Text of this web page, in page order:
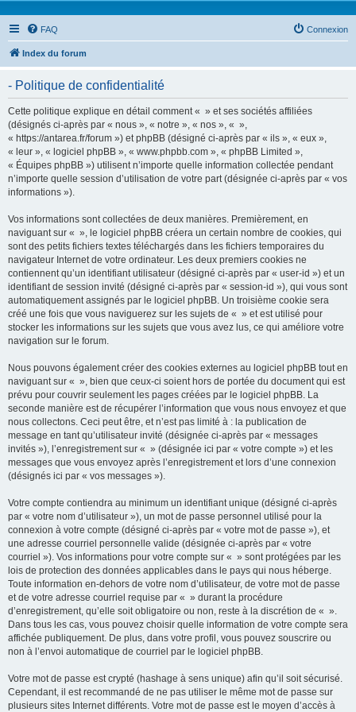
FAQ Connexion
Index du forum
- Politique de confidentialité
Cette politique explique en détail comment « » et ses sociétés affiliées
(désignés ci-après par « nous », « notre », « nos », « »,
« https://antarea.fr/forum ») et phpBB (désigné ci-après par « ils », « eux »,
« leur », « logiciel phpBB », « www.phpbb.com », « phpBB Limited »,
« Équipes phpBB ») utilisent n’importe quelle information collectée pendant
n’importe quelle session d’utilisation de votre part (désignée ci-après par « vos
informations »).
Vos informations sont collectées de deux manières. Premièrement, en
naviguant sur « », le logiciel phpBB créera un certain nombre de cookies, qui
sont des petits fichiers textes téléchargés dans les fichiers temporaires du
navigateur Internet de votre ordinateur. Les deux premiers cookies ne
contiennent qu’un identifiant utilisateur (désigné ci-après par « user-id ») et un
identifiant de session invité (désigné ci-après par « session-id »), qui vous sont
automatiquement assignés par le logiciel phpBB. Un troisième cookie sera
créé une fois que vous naviguerez sur les sujets de « » et est utilisé pour
stocker les informations sur les sujets que vous avez lus, ce qui améliore votre
navigation sur le forum.
Nous pouvons également créer des cookies externes au logiciel phpBB tout en
naviguant sur « », bien que ceux-ci soient hors de portée du document qui est
prévu pour couvrir seulement les pages créées par le logiciel phpBB. La
seconde manière est de récupérer l’information que vous nous envoyez et que
nous collectons. Ceci peut être, et n’est pas limité à : la publication de
message en tant qu’utilisateur invité (désignée ci-après par « messages
invités »), l’enregistrement sur « » (désignée ici par « votre compte ») et les
messages que vous envoyez après l’enregistrement et lors d’une connexion
(désignés ici par « vos messages »).
Votre compte contiendra au minimum un identifiant unique (désigné ci-après
par « votre nom d’utilisateur »), un mot de passe personnel utilisé pour la
connexion à votre compte (désigné ci-après par « votre mot de passe »), et
une adresse courriel personnelle valide (désignée ci-après par « votre
courriel »). Vos informations pour votre compte sur « » sont protégées par les
lois de protection des données applicables dans le pays qui nous héberge.
Toute information en-dehors de votre nom d’utilisateur, de votre mot de passe
et de votre adresse courriel requise par « » durant la procédure
d’enregistrement, qu’elle soit obligatoire ou non, reste à la discrétion de « ».
Dans tous les cas, vous pouvez choisir quelle information de votre compte sera
affichée publiquement. De plus, dans votre profil, vous pouvez souscrire ou
non à l’envoi automatique de courriel par le logiciel phpBB.
Votre mot de passe est crypté (hashage à sens unique) afin qu’il soit sécurisé.
Cependant, il est recommandé de ne pas utiliser le même mot de passe sur
plusieurs sites Internet différents. Votre mot de passe est le moyen d’accès à